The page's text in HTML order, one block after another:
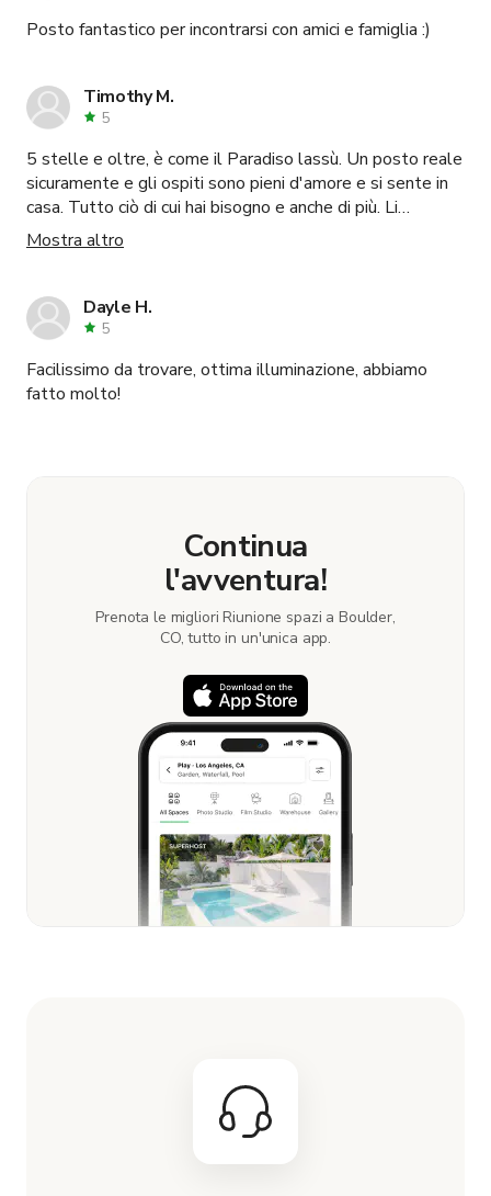
Posto fantastico per incontrarsi con amici e famiglia :)
Timothy M.
5
5 stelle e oltre, è come il Paradiso lassù. Un posto reale
sicuramente e gli ospiti sono pieni d'amore e si sente in
casa. Tutto ciò di cui hai bisogno e anche di più. Li
apprezziamo sempre
Mostra altro
Dayle H.
5
Facilissimo da trovare, ottima illuminazione, abbiamo
fatto molto!
Continua
l'avventura!
Prenota le migliori Riunione spazi a Boulder,
CO, tutto in un'unica app.